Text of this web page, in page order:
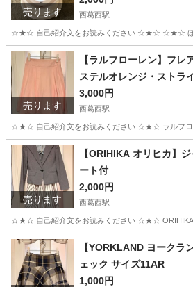
売ります 西葛西駅
☆★☆ 自己紹介文をお読みください ☆★☆ ☆★☆ ほか
東京 江戸川区 西葛西駅 フェイスケア
売ります
【ラルフローレン】フ
ステルオレンジ・ストラ
3,000円
西葛西駅
☆★☆ 自己紹介文をお読みください ☆★☆ ラルフロー
東京 江戸川区 スカート
売ります
【ORIHIKA オリヒカ】
ート付
2,000円
西葛西駅
☆★☆ 自己紹介文をお読みください ☆★☆ ORIHIKAの
東京 江戸川区 ジャケット
【YORKLAND ヨークラ
ェック サイズ11AR
1,000円